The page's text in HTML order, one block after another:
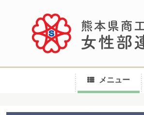
メニュー